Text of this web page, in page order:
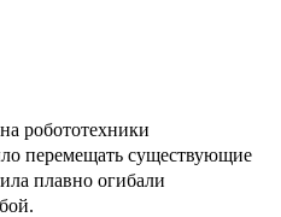
робототехники
перемещать существующие
плавно огибали